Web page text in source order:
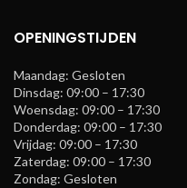
OPENINGSTIJDEN
Maandag: Gesloten
Dinsdag: 09:00 – 17:30
Woensdag: 09:00 – 17:30
Donderdag: 09:00 – 17:30
Vrijdag: 09:00 – 17:30
Zaterdag: 09:00 – 17:30
Zondag: Gesloten